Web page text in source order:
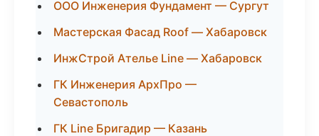
ООО Инженерия Фундамент — Сургут
Мастерская Фасад Roof — Хабаровск
ИнжСтрой Ателье Line — Хабаровск
ГК Инженерия АрхПро —
Севастополь
ГК Line Бригадир — Казань